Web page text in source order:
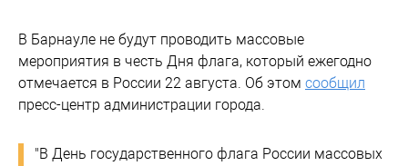
В Барнауле не будут проводить массовые
мероприятия в честь Дня флага, который ежегодно
отмечается в России 22 августа. Об этом сообщил
пресс-центр администрации города.
"В День государственного флага России массовых